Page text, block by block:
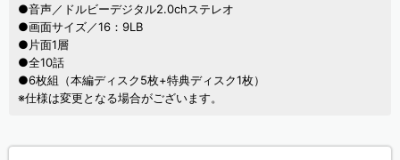
●音声／ドルビーデジタル2.0chステレオ
●画面サイズ／16：9LB
●片面1層
●全10話
●6枚組（本編ディスク5枚+特典ディスク1枚）
※仕様は変更となる場合がございます。